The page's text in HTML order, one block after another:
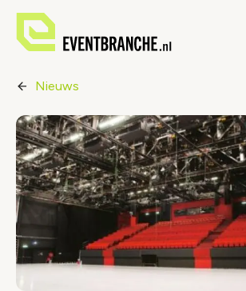
Nieuws